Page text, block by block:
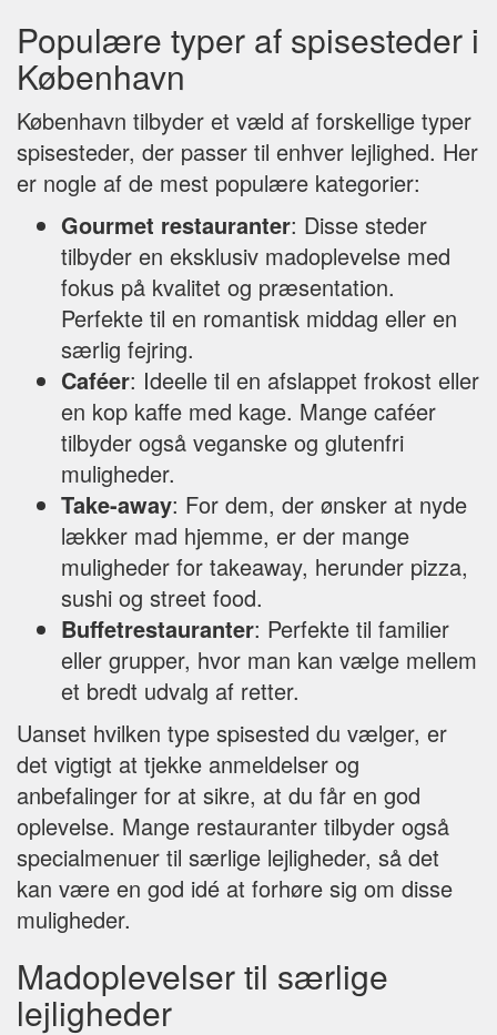
Populære typer af spisesteder i
København
København tilbyder et væld af forskellige typer
spisesteder, der passer til enhver lejlighed. Her
er nogle af de mest populære kategorier:
Gourmet restauranter: Disse steder
tilbyder en eksklusiv madoplevelse med
fokus på kvalitet og præsentation.
Perfekte til en romantisk middag eller en
særlig fejring.
Caféer: Ideelle til en afslappet frokost eller
en kop kaffe med kage. Mange caféer
tilbyder også veganske og glutenfri
muligheder.
Take-away: For dem, der ønsker at nyde
lækker mad hjemme, er der mange
muligheder for takeaway, herunder pizza,
sushi og street food.
Buffetrestauranter: Perfekte til familier
eller grupper, hvor man kan vælge mellem
et bredt udvalg af retter.
Uanset hvilken type spisested du vælger, er
det vigtigt at tjekke anmeldelser og
anbefalinger for at sikre, at du får en god
oplevelse. Mange restauranter tilbyder også
specialmenuer til særlige lejligheder, så det
kan være en god idé at forhøre sig om disse
muligheder.
Madoplevelser til særlige
lejligheder